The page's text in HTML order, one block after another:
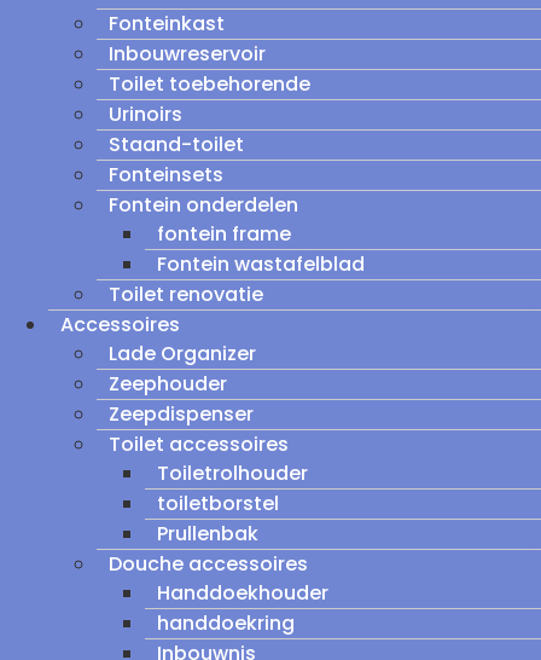
Fonteinkast
Inbouwreservoir
Toilet toebehorende
Urinoirs
Staand-toilet
Fonteinsets
Fontein onderdelen
fontein frame
Fontein wastafelblad
Toilet renovatie
Accessoires
Lade Organizer
Zeephouder
Zeepdispenser
Toilet accessoires
Toiletrolhouder
toiletborstel
Prullenbak
Douche accessoires
Handdoekhouder
handdoekring
Inbouwnis